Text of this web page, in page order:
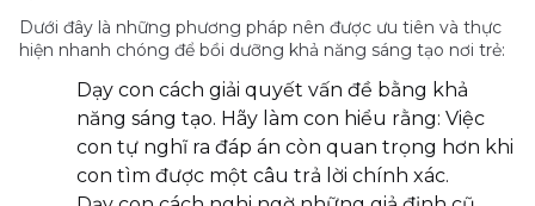
Dưới đây là những phương pháp nên được ưu tiên và thực
hiện nhanh chóng để bồi dưỡng khả năng sáng tạo nơi trẻ:
Dạy con cách giải quyết vấn đề bằng khả
năng sáng tạo. Hãy làm con hiểu rằng: Việc
con tự nghĩ ra đáp án còn quan trọng hơn khi
con tìm được một câu trả lời chính xác.